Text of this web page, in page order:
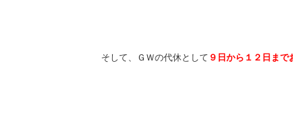
そして、ＧＷの代休として ９日から１２日まで